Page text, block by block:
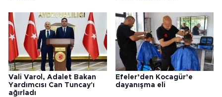
Vali Varol, Adalet Bakan
Yardımcısı Can Tuncay'ı
ağırladı
Efeler’den Kocagür’e
dayanışma eli